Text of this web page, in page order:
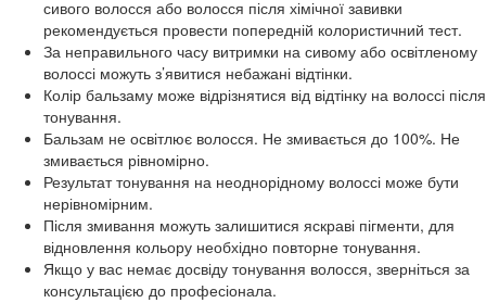
сивого волосся або волосся після хімічної завивки
рекомендується провести попередній колористичний тест.
За неправильного часу витримки на сивому або освітленому
волоссі можуть з’явитися небажані відтінки.
Колір бальзаму може відрізнятися від відтінку на волоссі після
тонування.
Бальзам не освітлює волосся. Не змивається до 100%. Не
змивається рівномірно.
Результат тонування на неоднорідному волоссі може бути
нерівномірним.
Після змивання можуть залишитися яскраві пігменти, для
відновлення кольору необхідно повторне тонування.
Якщо у вас немає досвіду тонування волосся, зверніться за
консультацією до професіонала.